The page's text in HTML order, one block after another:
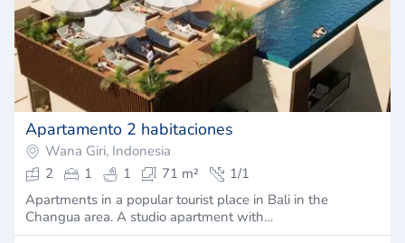
Apartamento 2 habitaciones
Wana Giri, Indonesia
2
1 1 71 m²
1/1
Apartments in a popular tourist place in Bali in the
Changua area. A studio apartment with…